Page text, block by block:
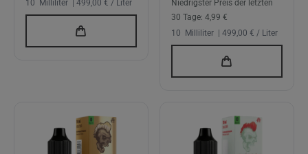
10 Milliliter | 499,00 € / Liter
Niedrigster Preis der letzten
30 Tage: 4,99 €
10
Milliliter | 499,00 € / Liter